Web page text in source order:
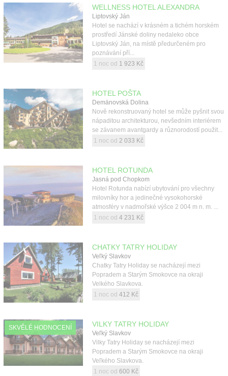
WELLNESS HOTEL ALEXANDRA
Liptovský Ján
Hotel se nachází v krásném a tichém horském
prostředí Jánské doliny nedaleko obce
Liptovský Ján, na místě předurčeném pro
poznávání pří...
1 noc od 1 923 Kč
HOTEL POŠTA
Demänovská Dolina
Nově rekonstruovaný hotel se může pyšnit svou
nápaditou architekturou, nevšedním interiérem
se závanem avantgardy a různorodostí použit...
1 noc od 2 033 Kč
HOTEL ROTUNDA
Jasná pod Chopkom
Hotel Rotunda nabízí ubytování pro všechny
milovníky hor a jedinečné vysokohorské
atmosféry v nadmořské výšce 2 004 m n. m. ...
1 noc od 4 231 Kč
CHATKY TATRY HOLIDAY
Veľký Slavkov
Chatky Tatry Holiday se nacházejí mezi
Popradem a Starým Smokovce na okraji
Velkého Slavkova.
1 noc od 412 Kč
SKVĚLÉ HODNOCENÍ VILKY TATRY HOLIDAY
Veľký Slavkov
Vilky Tatry Holiday se nacházejí mezi
Popradem a Starým Smokovce na okraji
Veľkého Slavkova.
1 noc od 600 Kč